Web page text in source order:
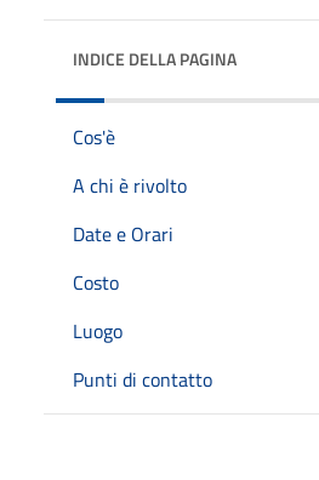
INDICE DELLA PAGINA
Cos'è
A chi è rivolto
Date e Orari
Costo
Luogo
Punti di contatto